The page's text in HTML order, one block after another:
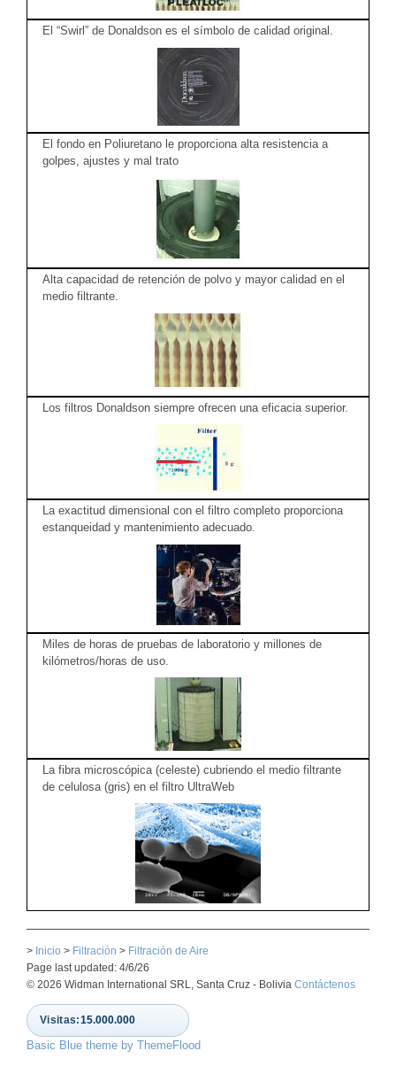
El “Swirl” de Donaldson es el símbolo de calidad original.
El fondo en Poliuretano le proporciona alta resistencia a
golpes, ajustes y mal trato
Alta capacidad de retención de polvo y mayor calidad en el
medio filtrante.
Los filtros Donaldson siempre ofrecen una eficacia superior.
La exactitud dimensional con el filtro completo proporciona
estanqueidad y mantenimiento adecuado.
Miles de horas de pruebas de laboratorio y millones de
kilómetros/horas de uso.
La fibra microscópica (celeste) cubriendo el medio filtrante
de celulosa (gris) en el filtro UltraWeb
> Inicio > Filtración > Filtración de Aire
Page last updated: 4/6/26
© 2026 Widman International SRL, Santa Cruz - Bolivia Contáctenos
Visitas:15.000.000
Basic Blue theme by ThemeFlood